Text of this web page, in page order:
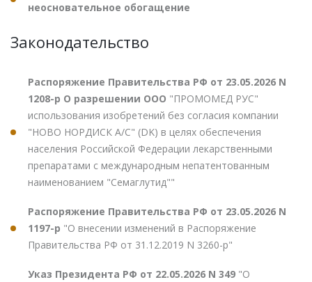
неосновательное обогащение
Законодательство
Распоряжение Правительства РФ от 23.05.2026 N
1208-р О разрешении ООО "ПРОМОМЕД РУС"
использования изобретений без согласия компании
"НОВО НОРДИСК А/С" (DK) в целях обеспечения
населения Российской Федерации лекарственными
препаратами с международным непатентованным
наименованием "Семаглутид""
Распоряжение Правительства РФ от 23.05.2026 N
1197-р "О внесении изменений в Распоряжение
Правительства РФ от 31.12.2019 N 3260-р"
Указ Президента РФ от 22.05.2026 N 349 "О